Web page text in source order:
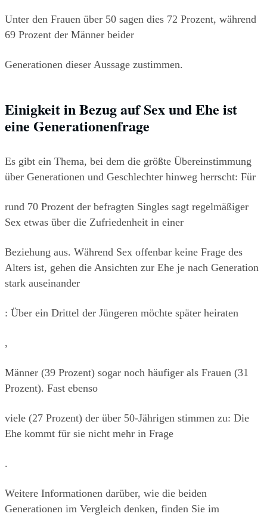
Unter den Frauen über 50 sagen dies 72 Prozent, während
69 Prozent der Männer beider
Generationen dieser Aussage zustimmen.
Einigkeit in Bezug auf Sex und Ehe ist
eine Generationenfrage
Es gibt ein Thema, bei dem die größte Übereinstimmung
über Generationen und Geschlechter hinweg herrscht: Für
rund 70 Prozent der befragten Singles sagt regelmäßiger
Sex etwas über die Zufriedenheit in einer
Beziehung aus. Während Sex offenbar keine Frage des
Alters ist, gehen die Ansichten zur Ehe je nach Generation
stark auseinander
: Über ein Drittel der Jüngeren möchte später heiraten
,
Männer (39 Prozent) sogar noch häufiger als Frauen (31
Prozent). Fast ebenso
viele (27 Prozent) der über 50-Jährigen stimmen zu: Die
Ehe kommt für sie nicht mehr in Frage
.
Weitere Informationen darüber, wie die beiden
Generationen im Vergleich denken, finden Sie im